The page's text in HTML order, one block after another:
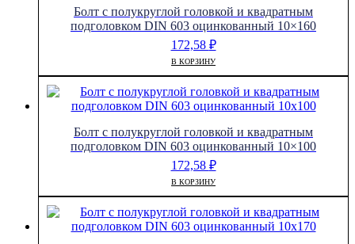
Болт с полукруглой головкой и квадратным
подголовком DIN 603 оцинкованный 10×160
172,58 ₽
В КОРЗИНУ
Болт с полукруглой головкой и квадратным
подголовком DIN 603 оцинкованный 10×100
172,58 ₽
В КОРЗИНУ